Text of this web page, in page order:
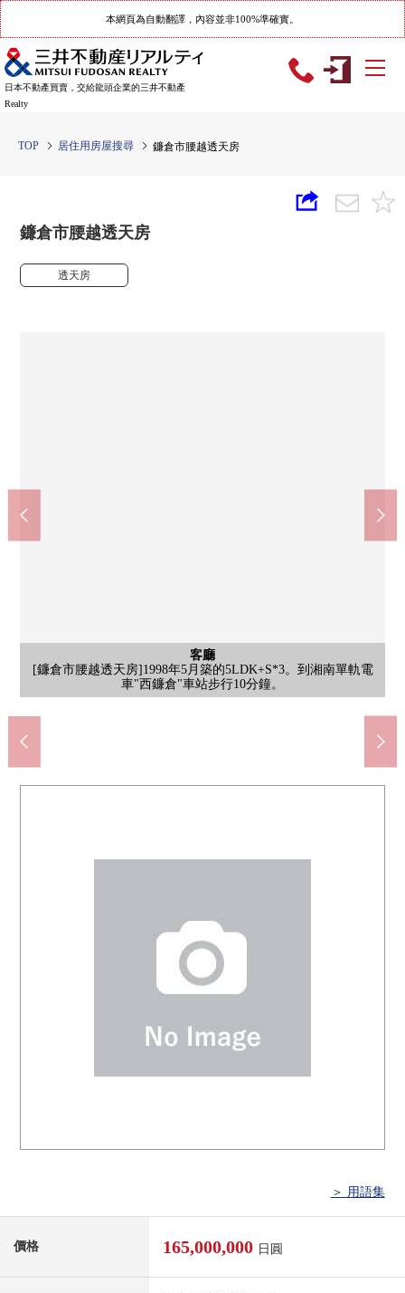
本網頁為自動翻譯，內容並非100%準確實。
日本不動產買賣，交給龍頭企業的三井不動產
Realty
TOP 居住用房屋搜尋 鐮倉市腰越透天房
鐮倉市腰越透天房
透天房
客廳
[鐮倉市腰越透天房]1998年5月築的5LDK+S*3。到湘南單軌電
車"西鐮倉"車站步行10分鐘。
院子
[中庭]裡院每天是感到綠的安慰的空間。在遠隔工作中的休息，也
推薦。
外觀
[當地外觀照片]因為位於第一類低層住宅專用區所以高的建築物難
以將來建起來，居住環境容易被保持。
停車場
[車庫]具有2份的車庫(依靠車型)。不濕掉而好像也能進出雨的太
陽。
客廳
[客廳]是在家族各位舒適地可以度過的生活。即使放稍大一點的沙
發也很充裕。
客廳
[客廳]面向光把從大的窗插進去的裡院的客廳。是明亮地舒服的住
空間。
室內
[房間]陽光把從中庭插進去的亮的空間。2面采光被確保，舒展地
可以度過。
客廳
[客廳]是陽光把從許多窗插進去的亮的住空間。在家族各位舒適地
可以度過。
客廳
[客廳]因為是作為天然的味道的裝修所以好像能享受家具的室內裝
飾。
院子
[中庭]在中庭，培養蔬菜或者花。因為從LDK的窗看得見風景所以
被綠治療的生活實現。
室內
[客廳上部樓梯井部分]上部是一部分樓梯井。更明亮地顯示出室
內，能讓空間全體有間接gario。
室內
[客廳上部樓梯井部分]發揮屋頂型的樓梯井加上開放感覺。是像度
假酒店那樣的優質的空間。
門口
[門口]因為存儲空間被設立所以能夠在一下子切，整理的門口迎接
客人。
院子
[中庭]有開放感覺的裡院被設立。好像給予家族的每天的生活安
慰。
廚房
[廚房]電磁爐被搭載。容易舉行保養，是廚房變得也難以到夏季炎
熱的式樣。
公共汽車
[2樓浴室]因為在浴室，窗被設立不僅包含所以而且換氣也能夠選
自然光。
公共汽車
[1樓浴室]由於1日的疲勞是癒以及做的浴室。支援開始的扶手被對
2個地方設置。
院子
[中庭]悠閒自在地可以度過寬鬆的咖啡廳時間放折疊椅。
外觀
[當地外觀照片]也使周邊環境相協調，介紹吧。請一定在當地確認
實際的居住環境。
含有前面道路的外觀
含有前面道路的外觀
７－ＥＬＥＶＥｎ鐮倉津西店(約800m)
步行10分鐘。24小時營業，酒類、香煙的處理有。為停車場被設
立也可以坐車的訪問。
湘南藥品Rapport西鐮倉商店(約800m)
suzukiya西鐮倉商店(約850m)
業務超市津西店(約900m)
鐮倉市立西鐮倉小學(約1200m)
鐮倉市立手廣中學校(約1400m)
＞ 用語集
價格 165,000,000 日圓